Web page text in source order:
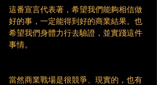
這番宣言代表著，希望我們能夠相信做
好的事，一定能得到好的商業結果。也
希望我們身體力行去驗證，並實踐這件
事情。
當然商業戰場是很競爭、現實的，也有